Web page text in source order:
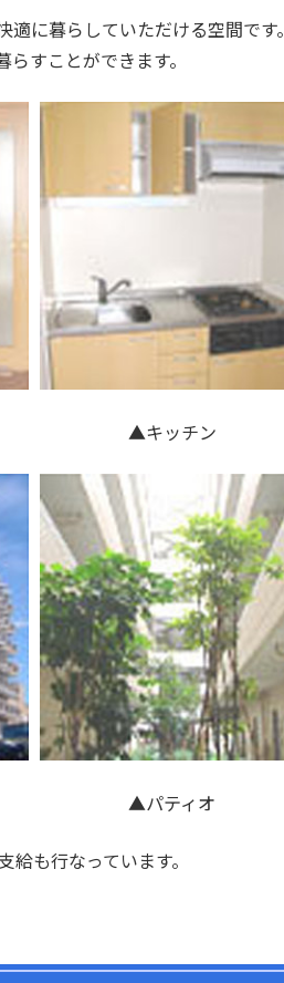
に暮らしていただける空間です。
すことができます。
▲キッチン
▲パティオ
も行なっています。